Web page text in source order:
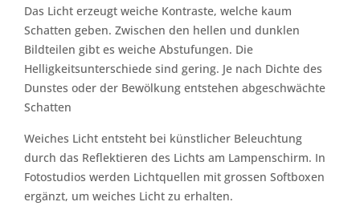
Das Licht erzeugt weiche Kontraste, welche kaum
Schatten geben. Zwischen den hellen und dunklen
Bildteilen gibt es weiche Abstufungen. Die
Helligkeitsunterschiede sind gering. Je nach Dichte des
Dunstes oder der Bewölkung entstehen abgeschwächte
Schatten
Weiches Licht entsteht bei künstlicher Beleuchtung
durch das Reflektieren des Lichts am Lampenschirm. In
Fotostudios werden Lichtquellen mit grossen Softboxen
ergänzt, um weiches Licht zu erhalten.